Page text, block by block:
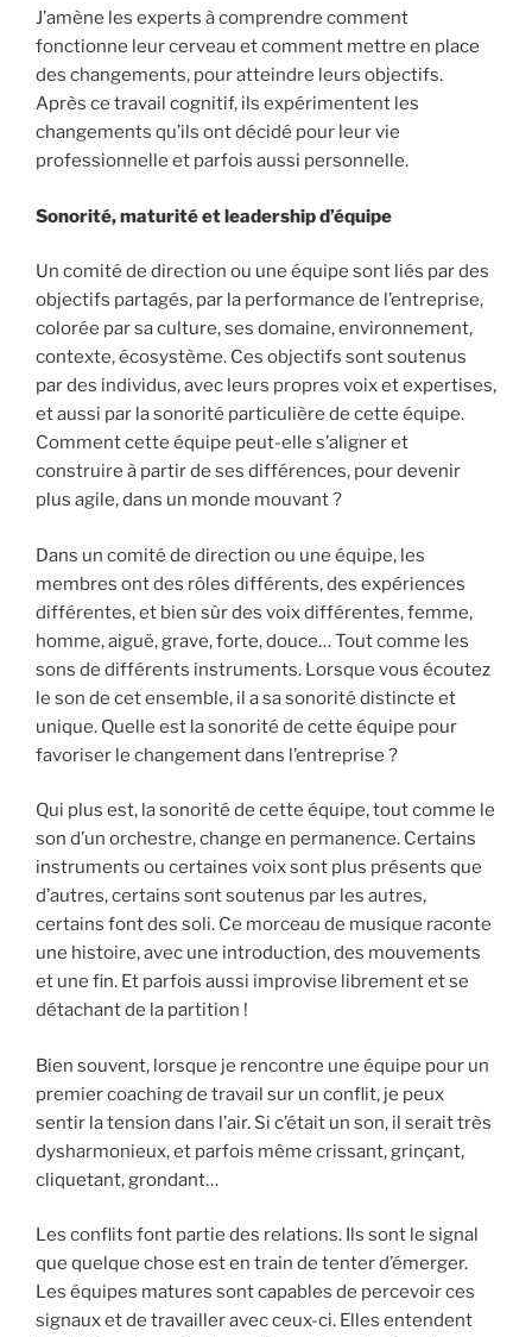
J’amène les experts à comprendre comment
fonctionne leur cerveau et comment mettre en place
des changements, pour atteindre leurs objectifs.
Après ce travail cognitif, ils expérimentent les
changements qu’ils ont décidé pour leur vie
professionnelle et parfois aussi personnelle.
Sonorité, maturité et leadership d’équipe
Un comité de direction ou une équipe sont liés par des
objectifs partagés, par la performance de l’entreprise,
colorée par sa culture, ses domaine, environnement,
contexte, écosystème. Ces objectifs sont soutenus
par des individus, avec leurs propres voix et expertises,
et aussi par la sonorité particulière de cette équipe.
Comment cette équipe peut-elle s’aligner et
construire à partir de ses différences, pour devenir
plus agile, dans un monde mouvant ?
Dans un comité de direction ou une équipe, les
membres ont des rôles différents, des expériences
différentes, et bien sûr des voix différentes, femme,
homme, aiguë, grave, forte, douce… Tout comme les
sons de différents instruments. Lorsque vous écoutez
le son de cet ensemble, il a sa sonorité distincte et
unique. Quelle est la sonorité de cette équipe pour
favoriser le changement dans l’entreprise ?
Qui plus est, la sonorité de cette équipe, tout comme le
son d’un orchestre, change en permanence. Certains
instruments ou certaines voix sont plus présents que
d’autres, certains sont soutenus par les autres,
certains font des soli. Ce morceau de musique raconte
une histoire, avec une introduction, des mouvements
et une fin. Et parfois aussi improvise librement et se
détachant de la partition !
Bien souvent, lorsque je rencontre une équipe pour un
premier coaching de travail sur un conflit, je peux
sentir la tension dans l’air. Si c’était un son, il serait très
dysharmonieux, et parfois même crissant, grinçant,
cliquetant, grondant…
Les conflits font partie des relations. Ils sont le signal
que quelque chose est en train de tenter d’émerger.
Les équipes matures sont capables de percevoir ces
signaux et de travailler avec ceux-ci. Elles entendent